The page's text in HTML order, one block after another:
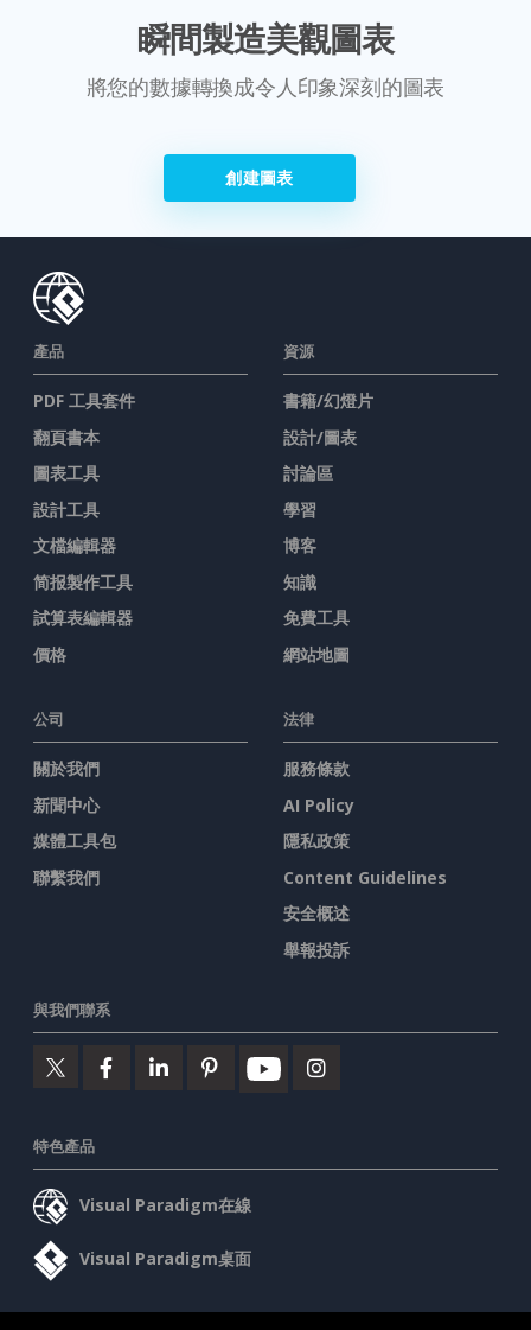
瞬間製造美觀圖表
將您的數據轉換成令人印象深刻的圖表
創建圖表
產品
PDF 工具套件
翻頁書本
圖表工具
設計工具
文檔編輯器
简报製作工具
試算表編輯器
價格
資源
書籍/幻燈片
設計/圖表
討論區
學習
博客
知識
免費工具
網站地圖
公司
關於我們
新聞中心
媒體工具包
聯繫我們
法律
服務條款
AI Policy
隱私政策
Content Guidelines
安全概述
舉報投訴
與我們聯系
特色產品
Visual Paradigm在線
Visual Paradigm桌面